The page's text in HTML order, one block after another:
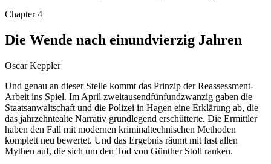
Chapter4
Die Wende nach einundvierzig Jahren
Oscar Keppler
Und genau an dieser Stelle kommt das Prinzip der Reassessment-
Arbeit ins Spiel. Im April zweitausendfünfundzwanzig gaben die
Staatsanwaltschaft und die Polizei in Hagen eine Erklärung ab, die
das jahrzehntealte Narrativ grundlegend erschütterte. Die Ermittler
haben den Fall mit modernen kriminaltechnischen Methoden
komplett neu bewertet. Und das Ergebnis räumt mit fast allen
Mythen auf, die sich um den Tod von Günther Stoll ranken.